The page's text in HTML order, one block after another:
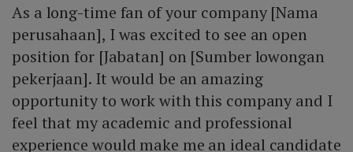
As a long-time fan of your company [Nama
perusahaan], I was excited to see an open
position for [Jabatan] on [Sumber lowongan
pekerjaan]. It would be an amazing
opportunity to work with this company and I
feel that my academic and professional
experience would make me an ideal candidate